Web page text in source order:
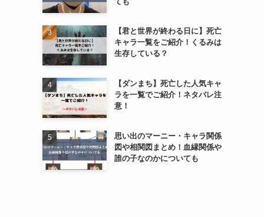
【君と世界が終わる日に】死亡
キャラ一覧をご紹介！くるみは
生存している？
【ダンまち】死亡した人気キャ
ラを一覧でご紹介！ネタバレ注
意！
思い出のマーニー・キャラ関係
図や相関図まとめ！血縁関係や
誰の子なのかについても